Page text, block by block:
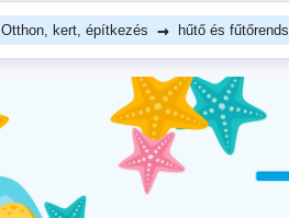
Otthon, kert, építkezés → hűtő és